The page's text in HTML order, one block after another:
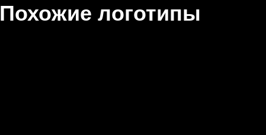
Похожие логотипы